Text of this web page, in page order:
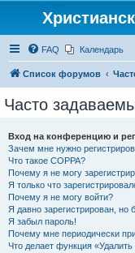
FAQ Календарь
Список форумов
Часто
Вход на конференцию и
Зачем мне нужно
Что такое COPPA?
Почему я не могу
Я только что
Почему я не могу войти?
Я давно зарегистрирован, но
Я забыл пароль!
Почему мне периодически
Что делает функция